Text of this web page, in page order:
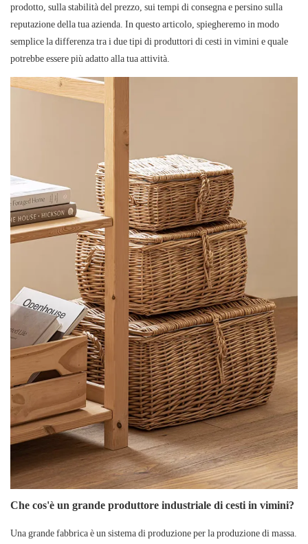
prodotto, sulla stabilità del prezzo, sui tempi di consegna e persino sulla
reputazione della tua azienda. In questo articolo, spiegheremo in modo
semplice la differenza tra i due tipi di produttori di cesti in vimini e quale
potrebbe essere più adatto alla tua attività.
Che cos'è un grande produttore industriale di cesti in vimini?
Una grande fabbrica è un sistema di produzione per la produzione di massa.